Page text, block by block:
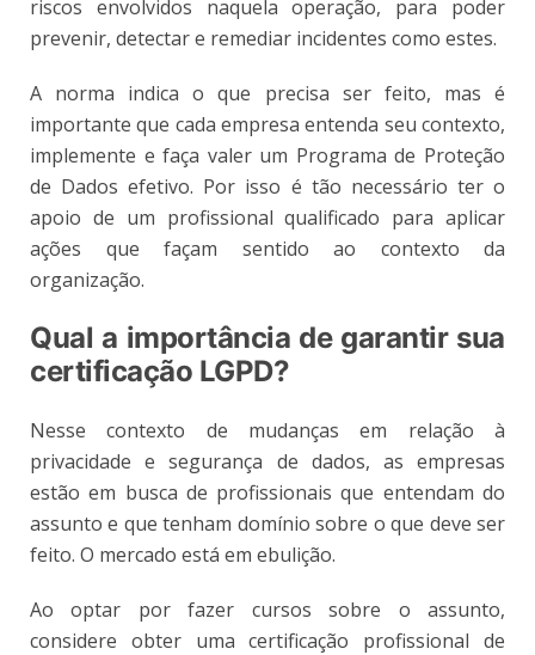
riscos envolvidos naquela operação, para poder
prevenir, detectar e remediar incidentes como estes.
A norma indica o que precisa ser feito, mas é
importante que cada empresa entenda seu contexto,
implemente e faça valer um Programa de Proteção
de Dados efetivo. Por isso é tão necessário ter o
apoio de um profissional qualificado para aplicar
ações que façam sentido ao contexto da
organização.
Qual a importância de garantir sua
certificação LGPD?
Nesse contexto de mudanças em relação à
privacidade e segurança de dados, as empresas
estão em busca de profissionais que entendam do
assunto e que tenham domínio sobre o que deve ser
feito. O mercado está em ebulição.
Ao optar por fazer cursos sobre o assunto,
considere obter uma certificação profissional de